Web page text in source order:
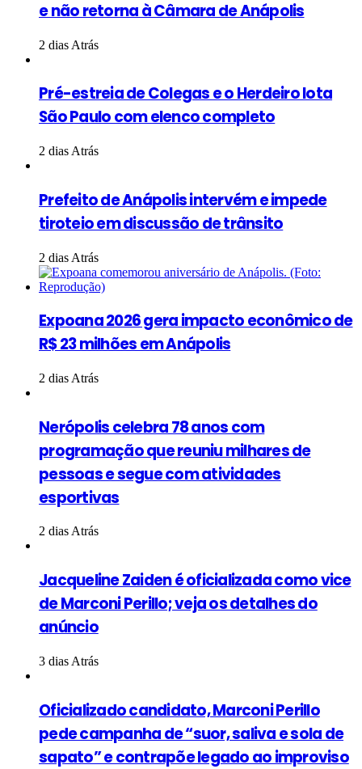
e não retorna à Câmara de Anápolis
2 dias Atrás
Pré-estreia de Colegas e o Herdeiro lota
São Paulo com elenco completo
2 dias Atrás
Prefeito de Anápolis intervém e impede
tiroteio em discussão de trânsito
2 dias Atrás
Expoana 2026 gera impacto econômico de
R$ 23 milhões em Anápolis
2 dias Atrás
Nerópolis celebra 78 anos com
programação que reuniu milhares de
pessoas e segue com atividades
esportivas
2 dias Atrás
Jacqueline Zaiden é oficializada como vice
de Marconi Perillo; veja os detalhes do
anúncio
3 dias Atrás
Oficializado candidato, Marconi Perillo
pede campanha de “suor, saliva e sola de
sapato” e contrapõe legado ao improviso